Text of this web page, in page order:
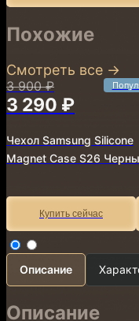
Похожие
Смотреть все →
3 900 ₽
3 290 ₽
Чехол Samsung Silicone
Magnet Case S26
Купить сейчас
Описание
Описание